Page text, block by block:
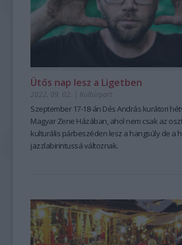
Ütős nap lesz a Ligetben
2022. 09. 02. | Kultúrpart
Szeptember 17-18-án Dés András kurátori
Magyar Zene Házában, ahol nem csak az
kulturális párbeszéden lesz a hangsúly de a
jazzlabirintussá változnak.